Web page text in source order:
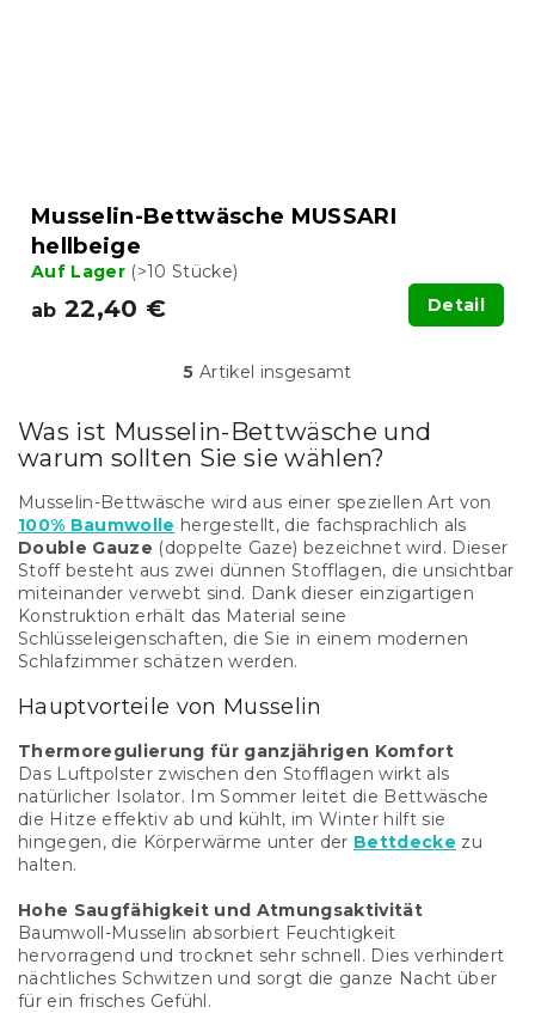
Musselin-Bettwäsche MUSSARI
hellbeige
Auf Lager (>10 Stücke)
ab 22,40 € Detail
S
e
u
e
r
e
l
e
m
e
n
t
d
e
r
L
i
s
t
5 Artikel insgesamt
Was ist Musselin-Bettwäsche und
warum sollten Sie sie wählen?
Musselin-Bettwäsche wird aus einer speziellen Art von
100% Baumwolle hergestellt, die fachsprachlich als
Double Gauze (doppelte Gaze) bezeichnet wird. Dieser
Stoff besteht aus zwei dünnen Stofflagen, die unsichtbar
miteinander verwebt sind. Dank dieser einzigartigen
Konstruktion erhält das Material seine
Schlüsseleigenschaften, die Sie in einem modernen
Schlafzimmer schätzen werden.
Hauptvorteile von Musselin
Thermoregulierung für ganzjährigen Komfort
Das Luftpolster zwischen den Stofflagen wirkt als
natürlicher Isolator. Im Sommer leitet die Bettwäsche
die Hitze effektiv ab und kühlt, im Winter hilft sie
hingegen, die Körperwärme unter der Bettdecke zu
halten.
Hohe Saugfähigkeit und Atmungsaktivität
Baumwoll-Musselin absorbiert Feuchtigkeit
hervorragend und trocknet sehr schnell. Dies verhindert
nächtliches Schwitzen und sorgt die ganze Nacht über
für ein frisches Gefühl.